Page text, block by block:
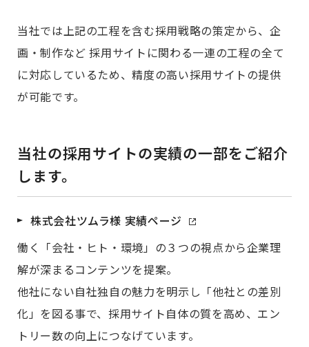
当社では上記の工程を含む採用戦略の策定から、企
画・制作など 採用サイトに関わる一連の工程の全て
に対応しているため、精度の高い採用サイトの提供
が可能です。
当社の採用サイトの実績の一部をご紹介
します。
株式会社ツムラ様 実績ページ
働く「会社・ヒト・環境」の３つの視点から企業理
解が深まるコンテンツを提案。
他社にない自社独自の魅力を明示し「他社との差別
化」を図る事で、採用サイト自体の質を高め、エン
トリー数の向上につなげています。